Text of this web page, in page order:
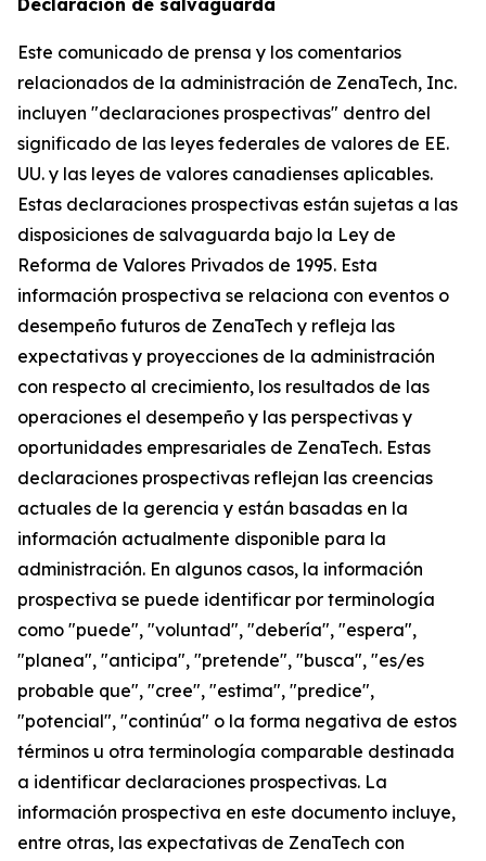
Declaración de salvaguarda
Este comunicado de prensa y los comentarios
relacionados de la administración de ZenaTech, Inc.
incluyen "declaraciones prospectivas" dentro del
significado de las leyes federales de valores de EE.
UU. y las leyes de valores canadienses aplicables.
Estas declaraciones prospectivas están sujetas a las
disposiciones de salvaguarda bajo la Ley de
Reforma de Valores Privados de 1995. Esta
información prospectiva se relaciona con eventos o
desempeño futuros de ZenaTech y refleja las
expectativas y proyecciones de la administración
con respecto al crecimiento, los resultados de las
operaciones el desempeño y las perspectivas y
oportunidades empresariales de ZenaTech. Estas
declaraciones prospectivas reflejan las creencias
actuales de la gerencia y están basadas en la
información actualmente disponible para la
administración. En algunos casos, la información
prospectiva se puede identificar por terminología
como "puede", "voluntad", "debería", "espera",
"planea", "anticipa", "pretende", "busca", "es/es
probable que", "cree", "estima", "predice",
"potencial", "continúa" o la forma negativa de estos
términos u otra terminología comparable destinada
a identificar declaraciones prospectivas. La
información prospectiva en este documento incluye,
entre otras, las expectativas de ZenaTech con